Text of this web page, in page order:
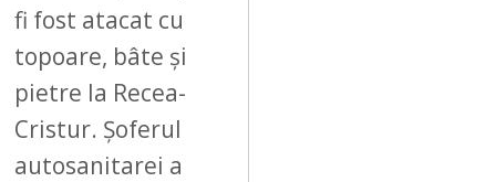
fi fost atacat cu
topoare, bâte și
pietre la Recea-
Cristur. Șoferul
autosanitarei a